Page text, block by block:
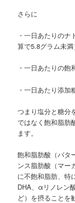
さらに
・一日あたりの
算で5.8グラム未満
・一日あたりの
・一日あたり添
つまり塩分と糖分
ではなく飽和脂肪
ます。
飽和脂肪酸（バタ
ンス脂肪酸（マー
に不飽和脂肪、特
DHA、αリノレン
ど）を摂ることを